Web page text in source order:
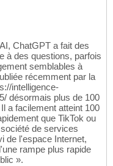
ChatGPT a fait des
à des questions, parfois
semblables à
récemment par la
intelligence-
désormais plus de 100
a facilement atteint 100
que TikTok ou
de services
de l'espace Internet,
rampe plus rapide
».